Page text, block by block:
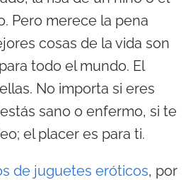
Pero merece la pena
cosas de la vida son
todo el mundo. El
No importa si eres
sano o enfermo, si te
el placer es para ti.
de juguetes eróticos, por